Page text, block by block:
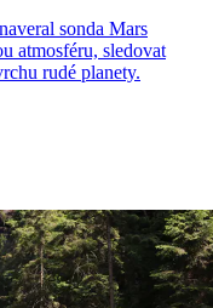
sonda Mars
atmosféru, sledovat
rudé planety.